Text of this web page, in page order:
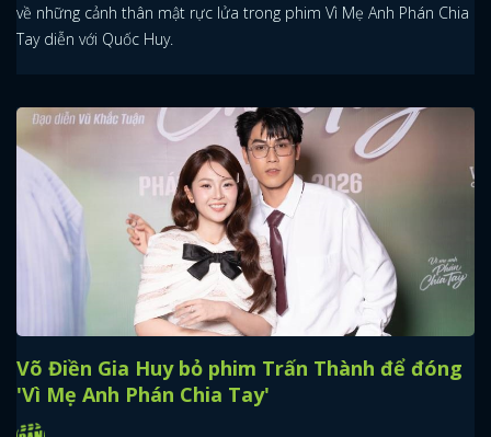
về những cảnh thân mật rực lửa trong phim Vì Mẹ Anh Phán Chia
Tay diễn với Quốc Huy.
Võ Điền Gia Huy bỏ phim Trấn Thành để đóng
'Vì Mẹ Anh Phán Chia Tay'